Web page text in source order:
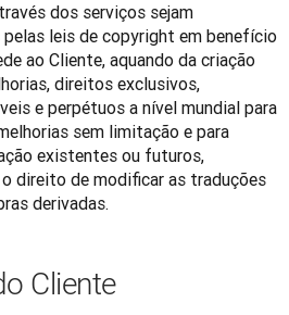
dos serviços sejam
leis de copyright em benefício
ao Cliente, aquando da criação
direitos exclusivos,
e perpétuos a nível mundial para
sem limitação e para
existentes ou futuros,
direito de modificar as traduções
derivadas.
Cliente